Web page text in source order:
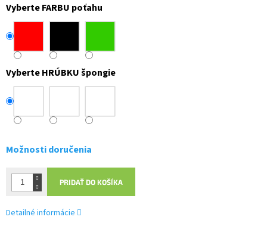
cena:
Vyberte FARBU poťahu
Vyberte HRÚBKU špongie
Možnosti doručenia
PRIDAŤ DO KOŠÍKA
Detailné informácie